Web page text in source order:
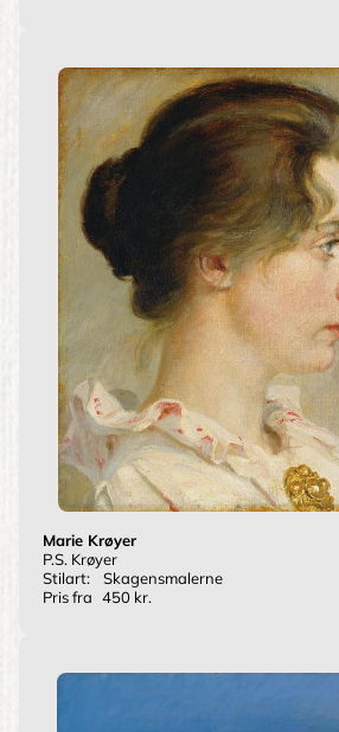
Marie Krøyer
P.S. Krøyer
Stilart:
Skagensmalerne
Pris fra 450 kr.